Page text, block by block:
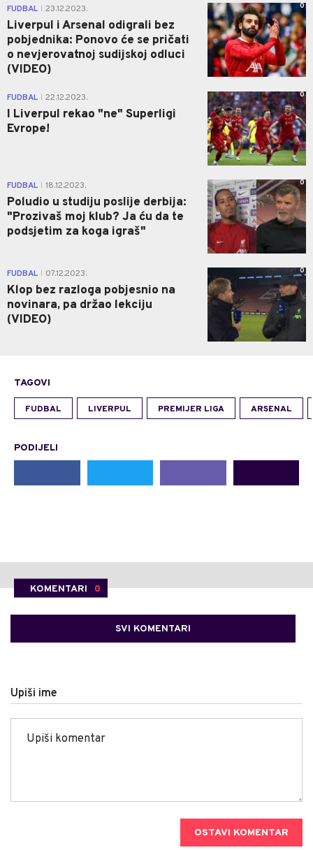
FUDBAL 23.12.2023.
Liverpul i Arsenal odigrali bez
pobjednika: Ponovo će se pričati
o nevjerovatnoj sudijskoj odluci
(VIDEO)
0
FUDBAL 22.12.2023.
I Liverpul rekao "ne" Superligi
Evrope!
0
FUDBAL 18.12.2023.
Poludio u studiju poslije derbija:
"Prozivaš moj klub? Ja ću da te
podsjetim za koga igraš"
0
FUDBAL 07.12.2023.
Klop bez razloga pobjesnio na
novinara, pa držao lekciju
(VIDEO)
0
TAGOVI
FUDBAL LIVERPUL PREMIJER LIGA ARSENAL
PODIJELI
KOMENTARI 0
SVI KOMENTARI
Upiši ime
OSTAVI KOMENTAR